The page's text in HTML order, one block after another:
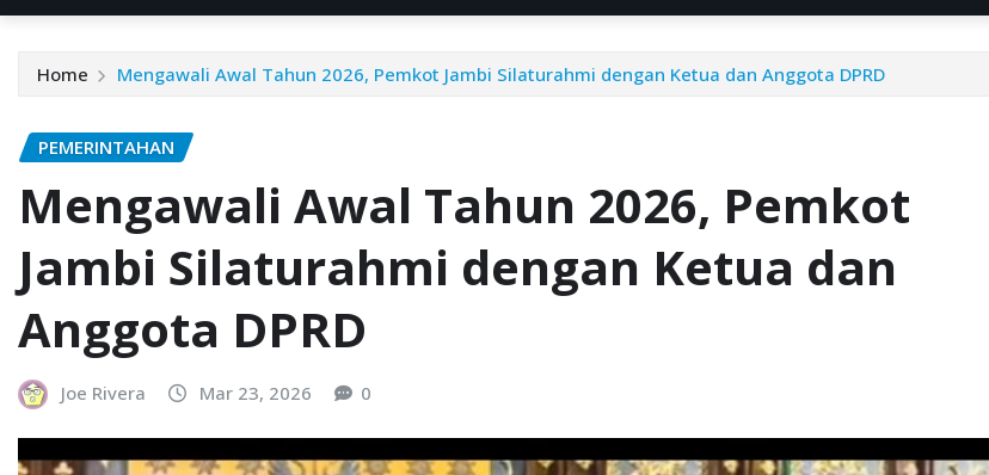
Home Mengawali Awal Tahun 2026, Pemkot Jambi Silaturahmi dengan Ketua dan Anggota DPRD
PEMERINTAHAN
Mengawali Awal Tahun 2026, Pemkot
Jambi Silaturahmi dengan Ketua dan
Anggota DPRD
Joe Rivera Mar 23, 2026 0